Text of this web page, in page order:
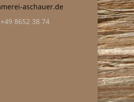
aschauer.de
+49 8652 38 74